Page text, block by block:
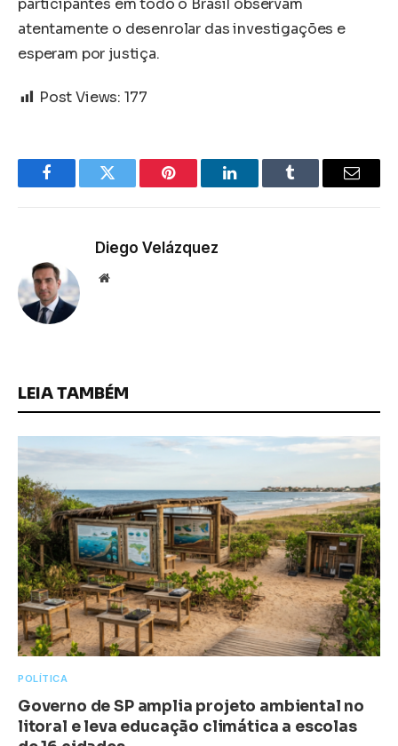
atentamente o desenrolar das investigações e
esperam por justiça.
Post Views: 177
FacebookTwitter Pinterest LinkedInTumblr Email
Diego Velázquez
Website
LEIA TAMBÉM
POLÍTICA
Governo de SP amplia projeto ambiental no
litoral e leva educação climática a escolas